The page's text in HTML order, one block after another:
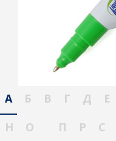
А Б В Г Д Е
Н
О П Р С